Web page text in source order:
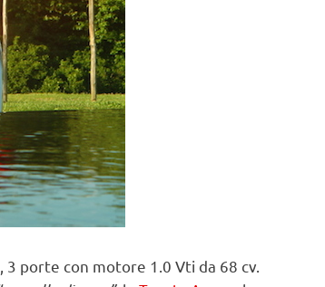
porte con motore 1.0 Vti da 68 cv.